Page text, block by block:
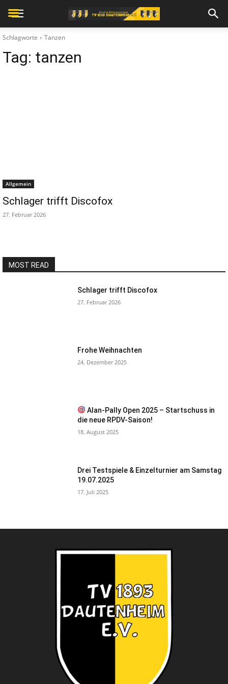
Schlagworte Tanzen
Tag: tanzen
Allgemein
Schlager trifft Discofox
27. Februar 2026
MOST READ
Schlager trifft Discofox
27. Februar 2026
Frohe Weihnachten
24. Dezember 2025
Alan-Pally Open 2025 – Startschuss in
die neue RPDV-Saison!
18. August 2025
Drei Testspiele & Einzelturnier am Samstag
19.07.2025
17. Juli 2025